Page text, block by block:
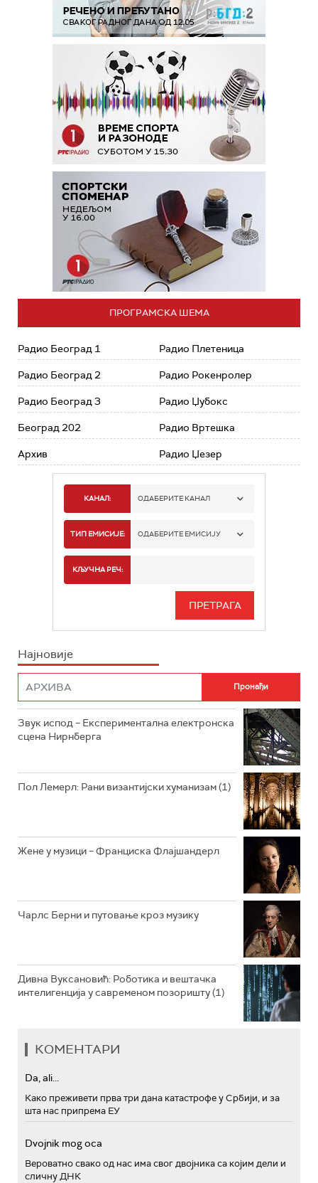
ПРОГРАМСКА ШЕМА
Радио Београд 1
Радио Београд 2
Радио Београд 3
Београд 202
Архив
Радио Плетеница
Радио Рокенролер
Радио Џубокс
Радио Вртешка
Радио Џезер
КАНАЛ: ОДАБЕРИТЕ КАНАЛ
РАДИО БЕОГРАД 1
РАДИО БЕОГРАД 3
РАДИО РОКЕНРОЛЕР
РАДИО ЏЕЗЕР
ТИП ЕМИСИЈЕ: ОДАБЕРИТЕ ЕМИСИЈУ
ИНФО
КЉУЧНА РЕЧ:
Најновије
Звук испод – Експериментална електронска
сцена Нирнберга
Пол Лемерл: Рани византијски хуманизам (1)
Жене у музици – Франциска Флајшандерл
Чарлс Берни и путовање кроз музику
Дивна Вуксановић: Роботика и вештачка
интелигенција у савременом позоришту (1)
КОМЕНТАРИ
Da, ali...
Како преживети прва три дана катастрофе у Србији, и за
шта нас припрема ЕУ
Dvojnik mog oca
Вероватно свако од нас има свог двојника са којим дели и
сличну ДНК